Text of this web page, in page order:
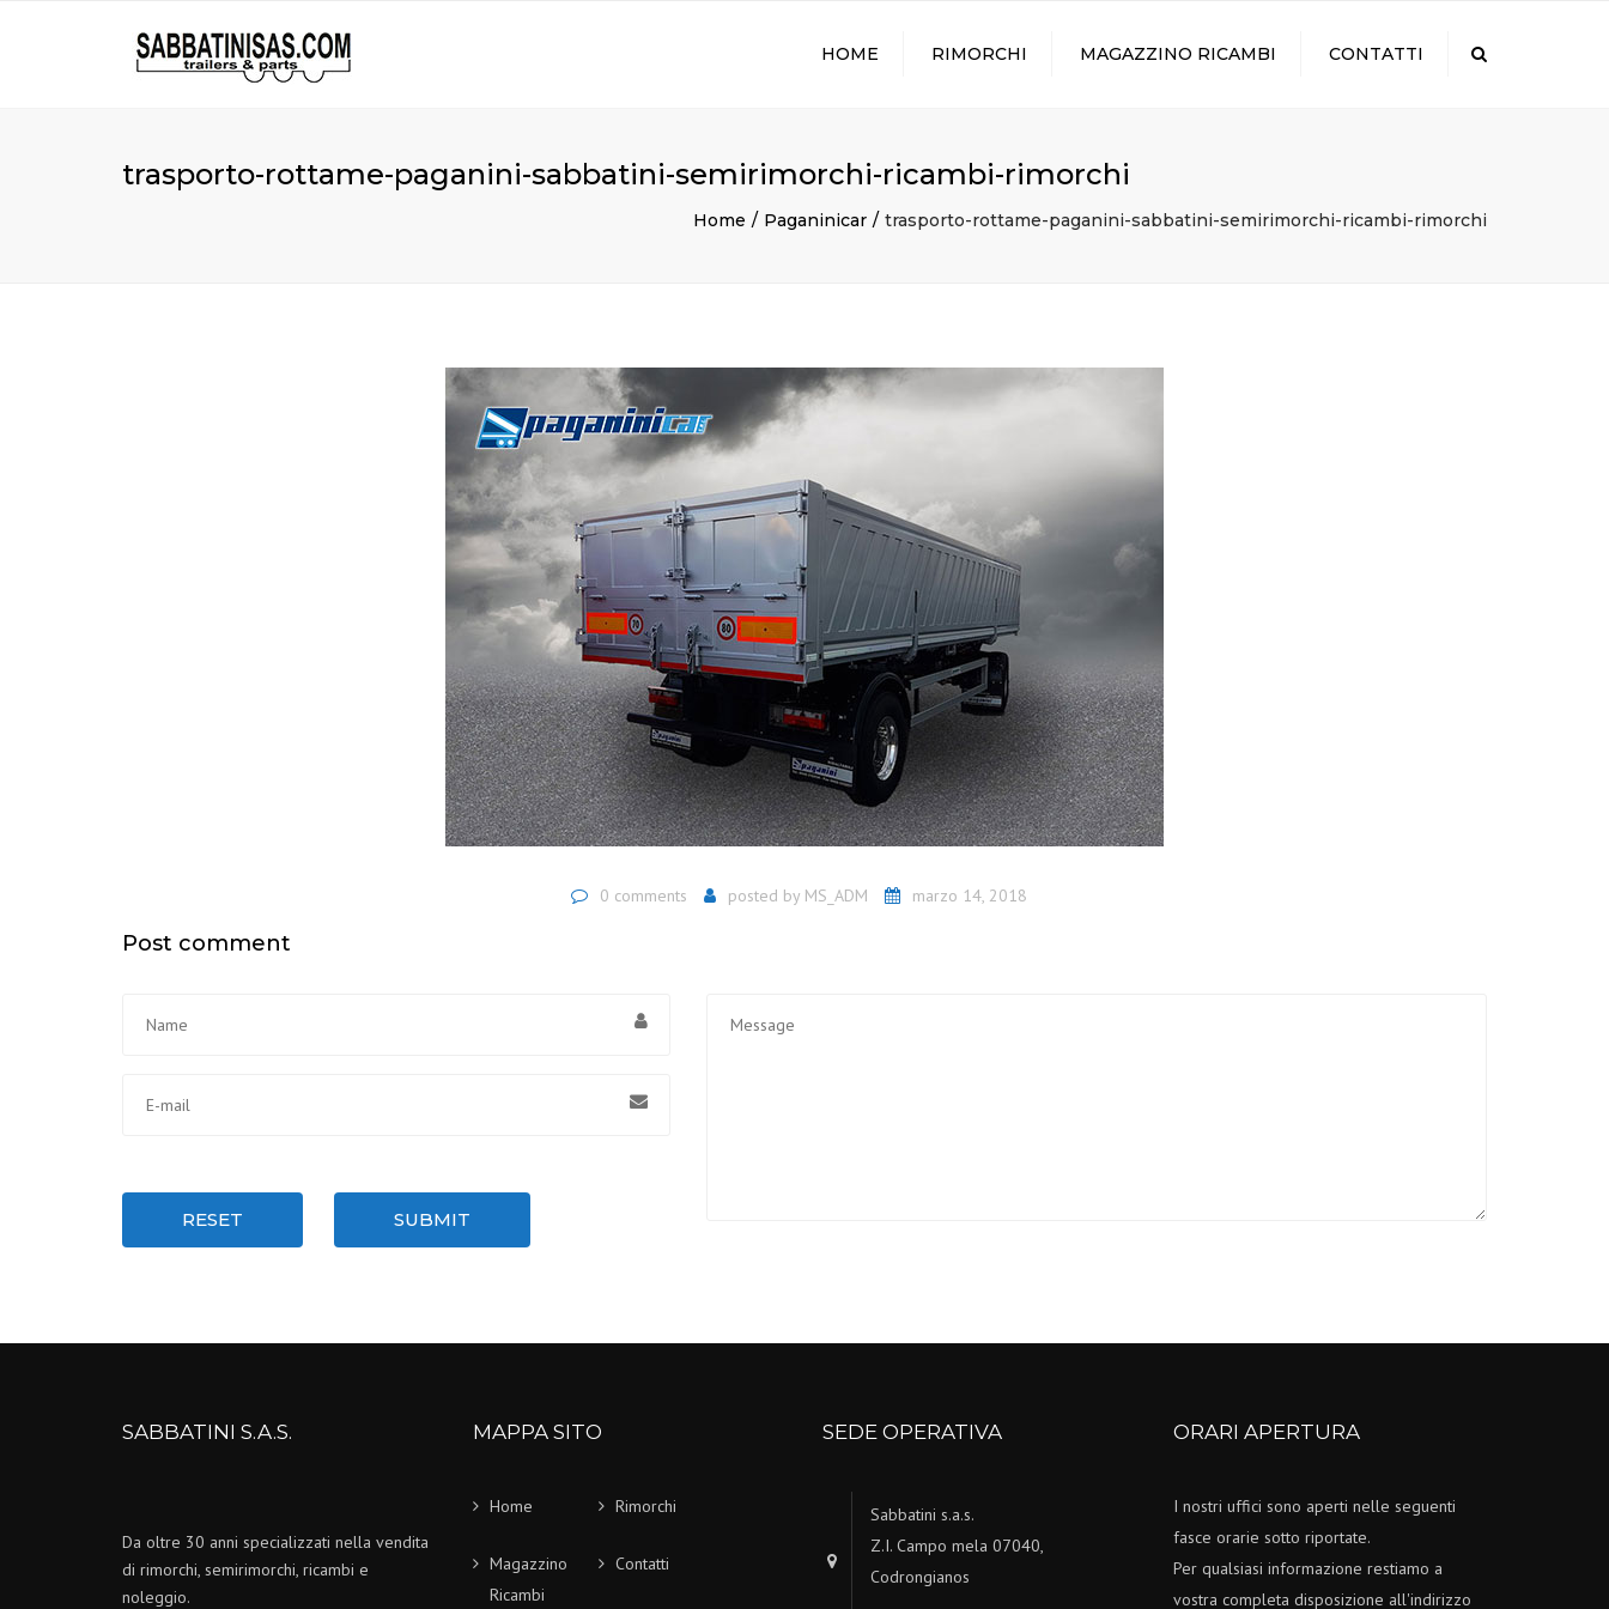
HOME RIMORCHI MAGAZZINO RICAMBI CONTATTI
trasporto-rottame-paganini-sabbatini-semirimorchi-ricambi-rimorchi
Home Paganinicar trasporto-rottame-paganini-sabbatini-semirimorchi-ricambi-rimorchi
0 comments posted by MS_ADM marzo 14, 2018
Post comment
RESET SUBMIT
SABBATINI S.A.S.
Da oltre 30 anni specializzati nella vendita
di rimorchi, semirimorchi, ricambi e
noleggio.
MAPPA SITO
Home Rimorchi
Magazzino
Ricambi
Contatti
SEDE OPERATIVA
Sabbatini s.a.s.
Z.I. Campo mela 07040,
Codrongianos
ORARI APERTURA
I nostri uffici sono aperti nelle seguenti
fasce orarie sotto riportate.
Per qualsiasi informazione restiamo a
vostra completa disposizione all'indirizzo